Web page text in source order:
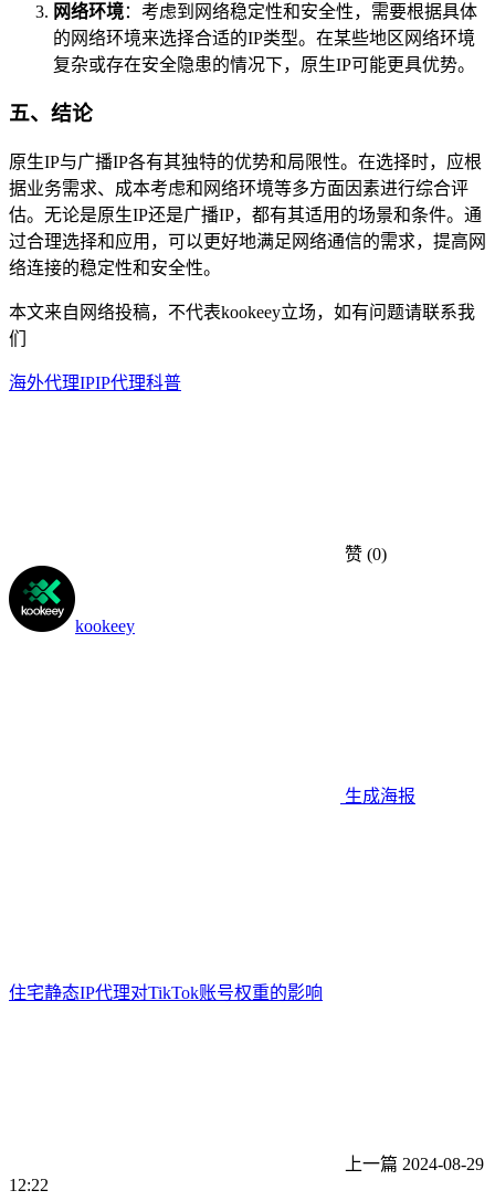
网络环境：考虑到网络稳定性和安全性，需要根据具体
的网络环境来选择合适的IP类型。在某些地区网络环境
复杂或存在安全隐患的情况下，原生IP可能更具优势。
五、结论
原生IP与广播IP各有其独特的优势和局限性。在选择时，应根
据业务需求、成本考虑和网络环境等多方面因素进行综合评
估。无论是原生IP还是广播IP，都有其适用的场景和条件。通
过合理选择和应用，可以更好地满足网络通信的需求，提高网
络连接的稳定性和安全性。
本文来自网络投稿，不代表kookeey立场，如有问题请联系我
们
海外代理IPIP代理科普
赞 (0)
kookeey
生成海报
住宅静态IP代理对TikTok账号权重的影响
上一篇 2024-08-29
12:22